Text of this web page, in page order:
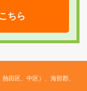
ちら
田区、中区）、海部郡、